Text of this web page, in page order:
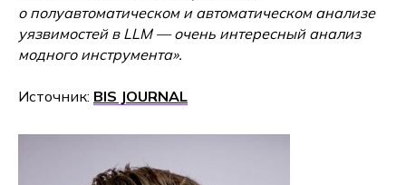
о полуавтоматическом и автоматическом анализе
уязвимостей в LLM — очень интересный анализ
модного инструмента».
Источник: BIS JOURNAL